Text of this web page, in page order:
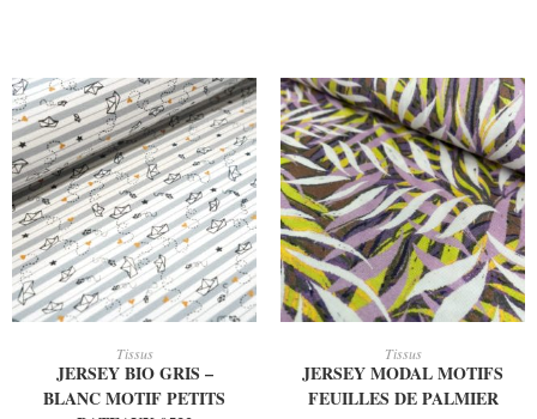
Tissus
JERSEY BIO GRIS –
BLANC MOTIF PETITS
Tissus
JERSEY MODAL MOTIFS
FEUILLES DE PALMIER